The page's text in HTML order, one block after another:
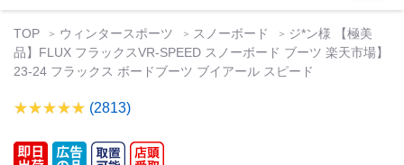
TOP ウィンタースポーツ スノーボード
ジ*ン様 【極美
品】FLUX フラックスVR-SPEED スノーボード ブーツ 楽天市場】
23-24 フラックス ボードブーツ ブイアール スピード
(2813)